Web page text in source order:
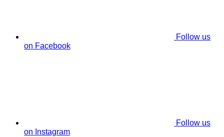
Follow us
on Facebook
Follow us
on Instagram